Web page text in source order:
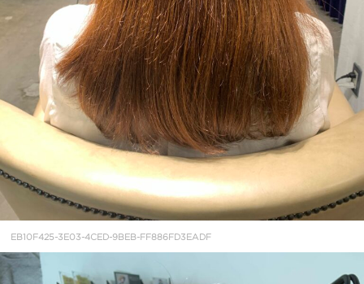
EB10F425-3E03-4CED-9BEB-FF886FD3EADF